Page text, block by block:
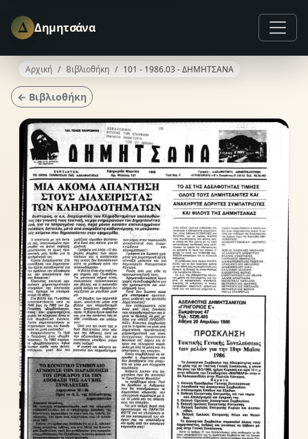
Δ Δημητσάνα
Αρχική Βιβλιοθήκη 101 - 1986.03 - ΔΗΜΗΤΣΑΝΑ
← Βιβλιοθήκη